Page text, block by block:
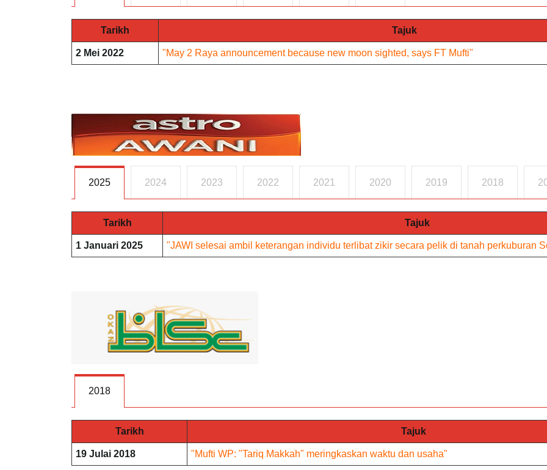
Tarikh Tajuk
2 Mei 2022 "May 2 Raya announcement because new moon sighted, says FT Mufti"
2025 2024 2023 2022 2021 2020 2019 2018
Tarikh Tajuk
1 Januari 2025 "JAWI selesai ambil keterangan individu terlibat zikir secara pelik di tanah perkuburan
2018
Tarikh Tajuk
19 Julai 2018 "Mufti WP: "Tariq Makkah" meringkaskan waktu dan usaha"